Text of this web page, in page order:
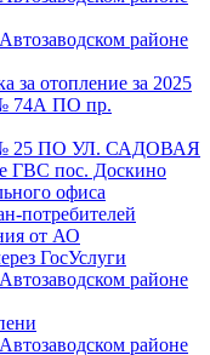
районе
за отопление за 2025
ПО пр.
ПО УЛ. САДОВАЯ
ГВС пос. Доскино
офиса
потребителей
от АО
ГосУслуги
районе
районе